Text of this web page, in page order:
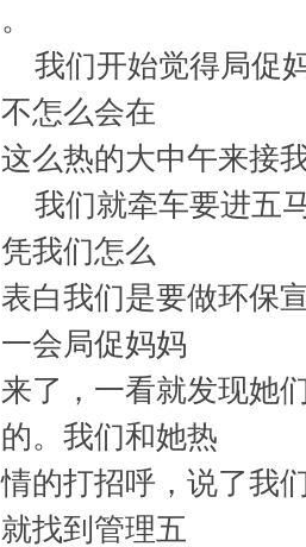
。
我们开始觉得局促
不怎么会在
这么热的大中午来接
我们就牵车要进五
凭我们怎么
表白我们是要做环保
一会局促妈妈
来了，一看就发现她
的。我们和她热
情的打招呼，说了我
就找到管理五